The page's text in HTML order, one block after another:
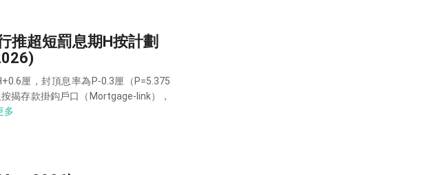
推超短罰息期H按計劃
厘，封頂息率為P-0.3厘（P=5.375
揭存款掛鈎戶口（Mortgage-link），
多